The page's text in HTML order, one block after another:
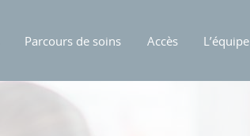
Parcours de soins Accès L’équipe